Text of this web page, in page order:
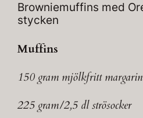
Browniemuffins med
stycken
Muffins
150 gram mjölkfritt margarin
225 gram/2,5 dl strösocker